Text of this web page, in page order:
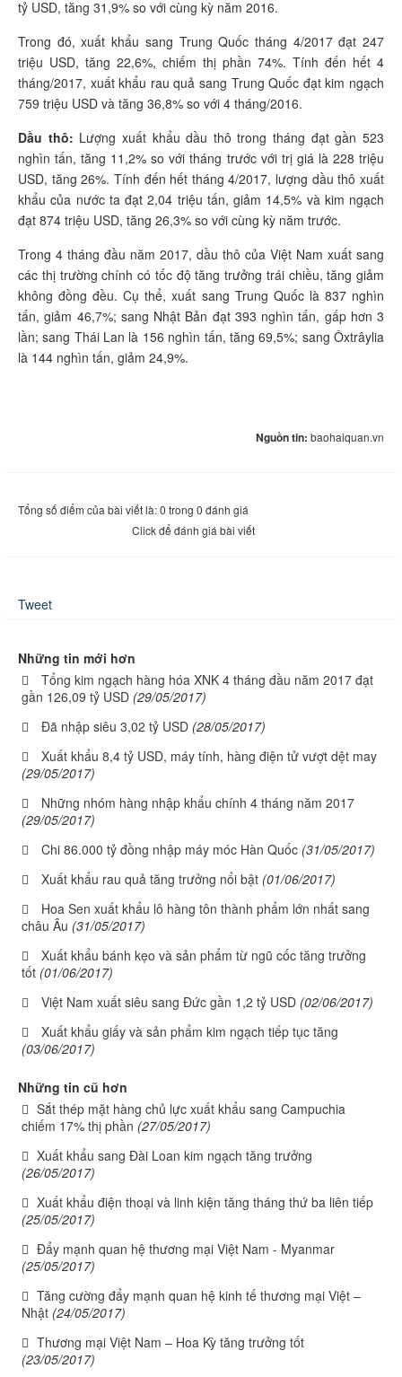
tỷ USD, tăng 31,9% so với cùng kỳ năm 2016.
Trong đó, xuất khẩu sang Trung Quốc tháng 4/2017 đạt 247
triệu USD, tăng 22,6%, chiếm thị phần 74%. Tính đến hết 4
tháng/2017, xuất khẩu rau quả sang Trung Quốc đạt kim ngạch
759 triệu USD và tăng 36,8% so với 4 tháng/2016.
Dầu thô: Lượng xuất khẩu dầu thô trong tháng đạt gần 523
nghìn tấn, tăng 11,2% so với tháng trước với trị giá là 228 triệu
USD, tăng 26%. Tính đến hết tháng 4/2017, lượng dầu thô xuất
khẩu của nước ta đạt 2,04 triệu tấn, giảm 14,5% và kim ngạch
đạt 874 triệu USD, tăng 26,3% so với cùng kỳ năm trước.
Trong 4 tháng đầu năm 2017, dầu thô của Việt Nam xuất sang
các thị trường chính có tốc độ tăng trưởng trái chiều, tăng giảm
không đồng đều. Cụ thể, xuất sang Trung Quốc là 837 nghìn
tấn, giảm 46,7%; sang Nhật Bản đạt 393 nghìn tấn, gấp hơn 3
lần; sang Thái Lan là 156 nghìn tấn, tăng 69,5%; sang Ôxtrâylia
là 144 nghìn tấn, giảm 24,9%.
Nguồn tin: baohaiquan.vn
Tổng số điểm của bài viết là: 0 trong 0 đánh giá
Click để đánh giá bài viết
Tweet
Những tin mới hơn
Tổng kim ngạch hàng hóa XNK 4 tháng đầu năm 2017 đạt
gần 126,09 tỷ USD (29/05/2017)
Đã nhập siêu 3,02 tỷ USD (28/05/2017)
Xuất khẩu 8,4 tỷ USD, máy tính, hàng điện tử vượt dệt may
(29/05/2017)
Những nhóm hàng nhập khẩu chính 4 tháng năm 2017
(29/05/2017)
Chi 86.000 tỷ đồng nhập máy móc Hàn Quốc (31/05/2017)
Xuất khẩu rau quả tăng trưởng nổi bật (01/06/2017)
Hoa Sen xuất khẩu lô hàng tôn thành phẩm lớn nhất sang
châu Âu (31/05/2017)
Xuất khẩu bánh kẹo và sản phẩm từ ngũ cốc tăng trưởng
tốt (01/06/2017)
Việt Nam xuất siêu sang Đức gần 1,2 tỷ USD (02/06/2017)
Xuất khẩu giấy và sản phẩm kim ngạch tiếp tục tăng
(03/06/2017)
Những tin cũ hơn
Sắt thép mặt hàng chủ lực xuất khẩu sang Campuchia
chiếm 17% thị phần (27/05/2017)
Xuất khẩu sang Đài Loan kim ngạch tăng trưởng
(26/05/2017)
Xuất khẩu điện thoại và linh kiện tăng tháng thứ ba liên tiếp
(25/05/2017)
Đẩy mạnh quan hệ thương mại Việt Nam - Myanmar
(25/05/2017)
Tăng cường đẩy mạnh quan hệ kinh tế thương mại Việt –
Nhật (24/05/2017)
Thương mại Việt Nam – Hoa Kỳ tăng trưởng tốt
(23/05/2017)